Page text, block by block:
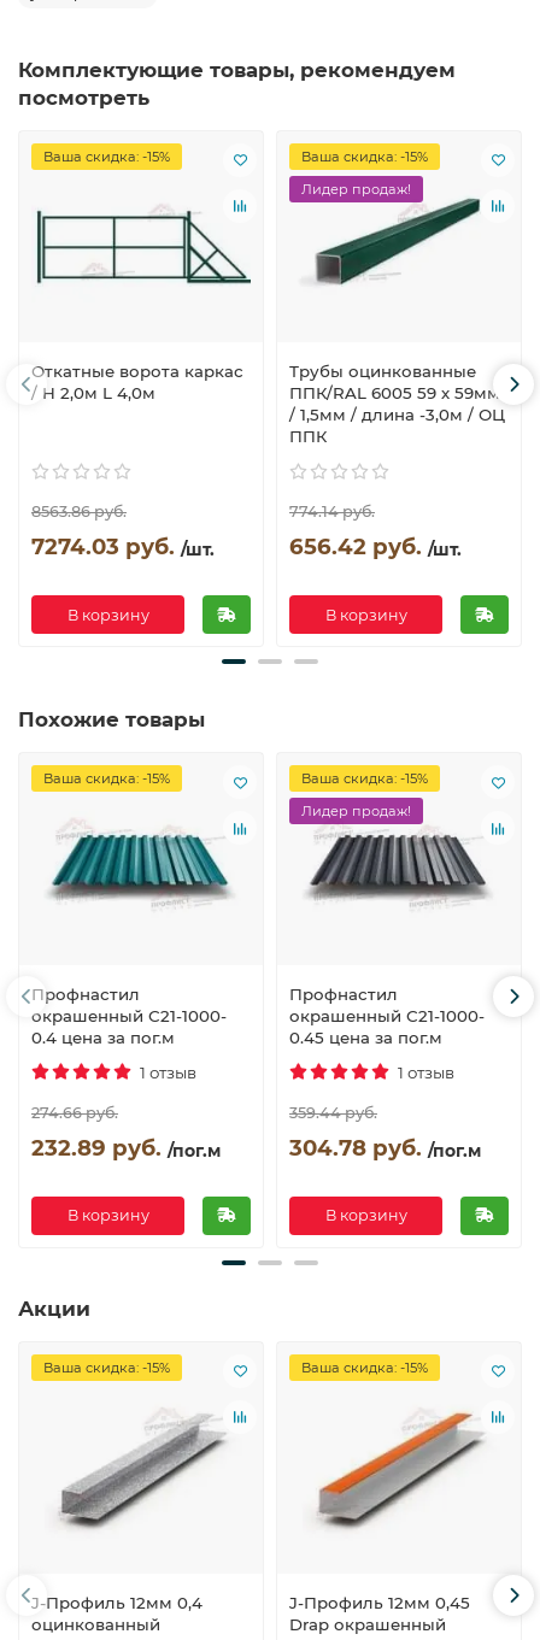
Комплектующие товары, рекомендуем
посмотреть
Ваша скидка: -15%
Откатные ворота каркас
/ H 2,0м L 4,0м
8563.86 руб.
7274.03 руб. /шт.
В корзину
Ваша скидка: -15%
Лидер продаж!
Трубы оцинкованные
ППК/RAL 6005 59 х 59мм
/ 1,5мм / длина -3,0м / ОЦ
ППК
774.14 руб.
656.42 руб. /шт.
В корзину
Похожие товары
Ваша скидка: -15%
Профнастил
окрашенный С21-1000-
0.4 цена за пог.м
1 отзыв
274.66 руб.
232.89 руб. /пог.м
В корзину
Ваша скидка: -15%
Лидер продаж!
Профнастил
окрашенный С21-1000-
0.45 цена за пог.м
1 отзыв
359.44 руб.
304.78 руб. /пог.м
В корзину
Акции
Ваша скидка: -15%
J-Профиль 12мм 0,4
оцинкованный
Ваша скидка: -15%
J-Профиль 12мм 0,45
Drap окрашенный